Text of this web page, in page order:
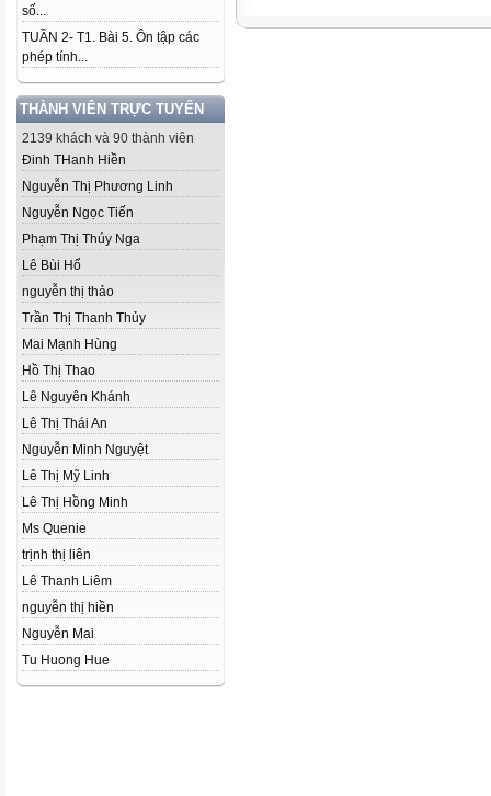
số...
TUẦN 2- T1. Bài 5. Ôn tập các
phép tính...
THÀNH VIÊN TRỰC TUYẾN
2139 khách và 90 thành viên
Đinh THanh Hiền
Nguyễn Thị Phương Linh
Nguyễn Ngọc Tiến
Phạm Thị Thúy Nga
Lê Bùi Hổ
nguyễn thị thảo
Trần Thị Thanh Thủy
Mai Mạnh Hùng
Hồ Thị Thao
Lê Nguyên Khánh
Lê Thị Thái An
Nguyễn Minh Nguyệt
Lê Thị Mỹ Linh
Lê Thị Hồng Minh
Ms Quenie
trịnh thị liên
Lê Thanh Liêm
nguyễn thị hiền
Nguyễn Mai
Tu Huong Hue